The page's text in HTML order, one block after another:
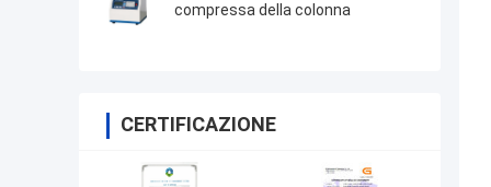
compressa della colonna
CERTIFICAZIONE